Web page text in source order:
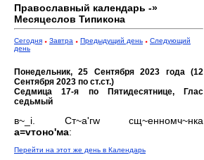
Православный календарь -»
Месяцеслов Типикона
Сегодня Завтра Предыдущий день
Следующий
день
Понедельник, 25 Сентября 2023 года (12
Сентября 2023 по ст.ст.)
Седмица 17-я по Пятидесятнице, Глас
седьмый
в~_i. Ст~а'гw сщ~енномч~нка
а=vтоно'ма:
Перейти на этот же день в Календарь